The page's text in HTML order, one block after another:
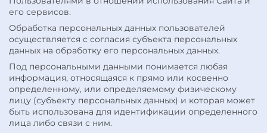
его сервисов.
Обработка персональных данных пользователей
осуществляется с согласия субъекта персональных
данных на обработку его персональных данных.
Под персональными данными понимается любая
информация, относящаяся к прямо или косвенно
определенному, или определяемому физическому
лицу (субъекту персональных данных) и которая может
быть использована для идентификации определенного
лица либо связи с ним.